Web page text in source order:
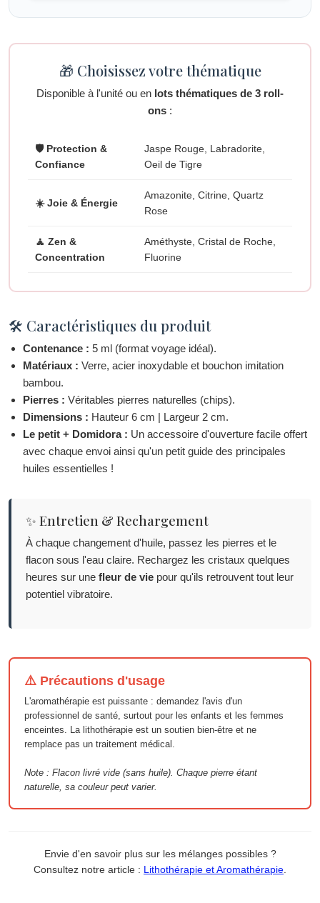
🎁 Choisissez votre thématique
Disponible à l'unité ou en lots thématiques de 3 roll-
ons :
🛡 Protection &
Confiance
Jaspe Rouge, Labradorite,
Oeil de Tigre
☀️ Joie & Énergie
Amazonite, Citrine, Quartz
Rose
🧘 Zen &
Concentration
Améthyste, Cristal de Roche,
Fluorine
🛠 Caractéristiques du produit
Contenance : 5 ml (format voyage idéal).
Matériaux : Verre, acier inoxydable et bouchon imitation
bambou.
Pierres : Véritables pierres naturelles (chips).
Dimensions : Hauteur 6 cm | Largeur 2 cm.
Le petit + Domidora : Un accessoire d'ouverture facile offert
avec chaque envoi ainsi qu'un petit guide des principales
huiles essentielles !
✨ Entretien & Rechargement
À chaque changement d'huile, passez les pierres et le
flacon sous l'eau claire. Rechargez les cristaux quelques
heures sur une fleur de vie pour qu'ils retrouvent tout leur
potentiel vibratoire.
⚠️ Précautions d'usage
L'aromathérapie est puissante : demandez l'avis d'un
professionnel de santé, surtout pour les enfants et les femmes
enceintes. La lithothérapie est un soutien bien-être et ne
remplace pas un traitement médical.
Note : Flacon livré vide (sans huile). Chaque pierre étant
naturelle, sa couleur peut varier.
Envie d'en savoir plus sur les mélanges possibles ?
Consultez notre article : Lithothérapie et Aromathérapie